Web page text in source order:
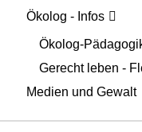
Ökolog - Infos
Ökolog-
Gerecht leben -
Medien und Gewalt